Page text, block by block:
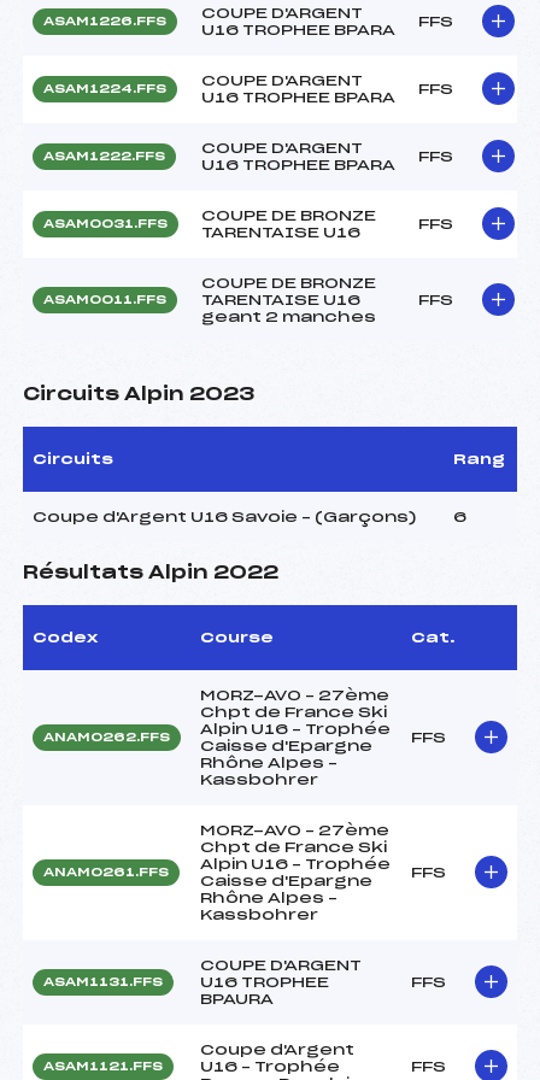
ASAM1226.FFS
COUPE D'ARGENT
U16 TROPHEE BPARA
FFS
ASAM1224.FFS
COUPE D'ARGENT
U16 TROPHEE BPARA
FFS
ASAM1222.FFS
COUPE D'ARGENT
U16 TROPHEE BPARA
FFS
ASAM0031.FFS
COUPE DE BRONZE
TARENTAISE U16
FFS
ASAM0011.FFS
COUPE DE BRONZE
TARENTAISE U16
geant 2 manches
FFS
Circuits Alpin 2023
Circuits Rang
Coupe d'Argent U16 Savoie – (Garçons) 6
Résultats Alpin 2022
Codex Course Cat.
ANAM0262.FFS
MORZ-AVO – 27ème
Chpt de France Ski
Alpin U16 – Trophée
Caisse d'Epargne
Rhône Alpes –
Kassbohrer
FFS
ANAM0261.FFS
MORZ-AVO – 27ème
Chpt de France Ski
Alpin U16 – Trophée
Caisse d'Epargne
Rhône Alpes –
Kassbohrer
FFS
ASAM1131.FFS
COUPE D'ARGENT
U16 TROPHEE
BPAURA
FFS
ASAM1121.FFS
Coupe d'Argent
U16 – Trophée
FFS